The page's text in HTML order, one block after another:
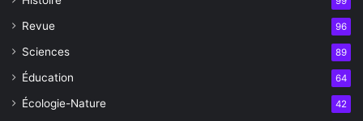
Revue 96
Sciences 89
Éducation 64
Écologie-Nature 42